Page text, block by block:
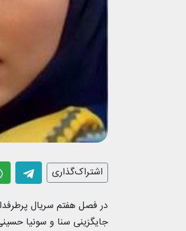
اشتراک‌گذاری
در فصل هفتم سریال
جایگزینی سنا و سونیا